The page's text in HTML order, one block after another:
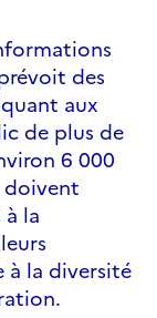
des
aux
de plus de
6 000
doivent
la
à la diversité